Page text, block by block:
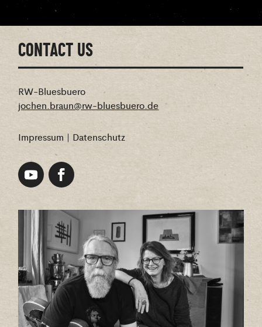
CONTACT US
RW-Bluesbuero
jochen.braun@rw-bluesbuero.de
Impressum | Datenschutz